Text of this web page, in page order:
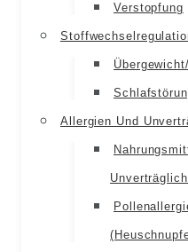
Verstopfung
Allergien Und